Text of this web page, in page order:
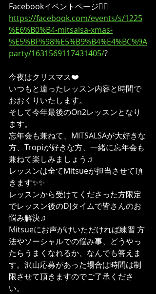
Facebookイベントページ👇🏻
https://facebook.com/events/s/1225
%E6%B0%B4-mitsalsa-xmas-
%E5%BF%98%E5%B9%B4%E4%BC%9A
party/1631569117431405/?
今夜はクリスマス❤️
いつもと違ったレッスン内容と時間で
おおくりいたします。
そして今年最後のOn2レッスンとなり
ます。
忘年会も兼ねて、MITSALSAが大好きな
方、Tropiが好きな方、一緒に忘年会も
兼ねて楽しみましょう♫
レッスンは全てMitsueが担当させて頂
きます✨✨
レッスンから受けてくださった方限定
でレッスン後のDJタイムで皆さんのお
悩み解決♫
Mitsueにお声がけいただければ練習 方
法やソーシャルでの悩み事、どうやっ
たらうまくなれるか、なんでも答えま
す。沢山応募があった場合は時間は制
限させて頂きますのでご了承くださ
い。